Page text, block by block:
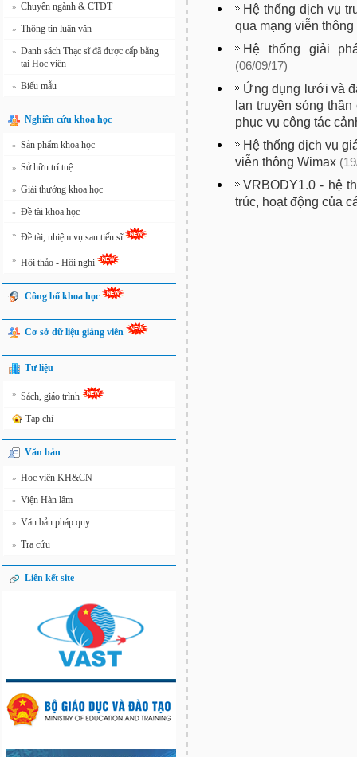
» Chuyên ngành & CTĐT
» Thông tin luận văn
» Danh sách Thạc sĩ đã được cấp bằng
tại Học viện
» Biểu mẫu
Nghiên cứu khoa học
» Sản phẩm khoa học
» Sở hữu trí tuệ
» Giải thưởng khoa học
» Đề tài khoa học
» Đề tài, nhiệm vụ sau tiến sĩ
» Hội thảo - Hội nghị
Công bố khoa học
Cơ sở dữ liệu giảng viên
Tư liệu
» Sách, giáo trình
Tạp chí
Văn bản
» Học viện KH&CN
» Viện Hàn lâm
» Văn bản pháp quy
» Tra cứu
Liên kết site
Hệ thống dịch vụ
qua mạng viễn thông
Hệ thống giải
(06/09/17)
Ứng dụng lưới và
lan truyền sóng
phục vụ công tác
Hệ thống dịch vụ
viễn thông Wimax
VRBODY1.0 - hệ
trúc, hoạt động của